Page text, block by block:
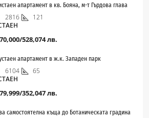
апартамент в кв. Бояна, м-т Гърдова глава
2816
121
528,074 лв.
апартамент в ж.к. Западен парк
6104
65
352,047 лв.
самостоятелна къща до Ботаническата градина